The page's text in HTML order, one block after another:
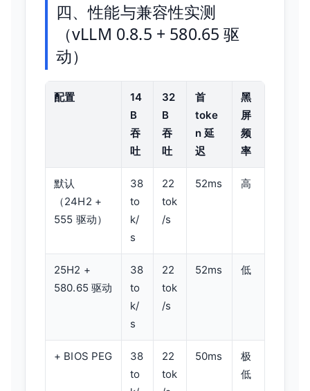
四、性能与兼容性实测
（vLLM 0.8.5 + 580.65 驱
动）
配置
14
B
吞
吐
32
B
吞
吐
首
toke
n 延
迟
黑
屏
频
率
默认
（24H2 +
555 驱动）
38
to
k/
s
22
tok
/s
52ms 高
25H2 +
580.65 驱动
38
to
k/
s
22
tok
/s
52ms 低
+ BIOS PEG
38
to
22
tok
50ms
极
低